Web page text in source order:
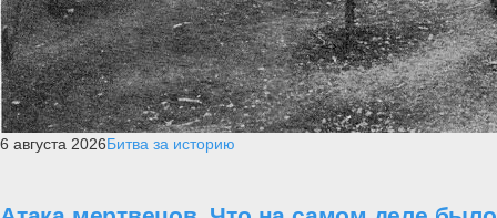
6 августа 2026Битва за историю